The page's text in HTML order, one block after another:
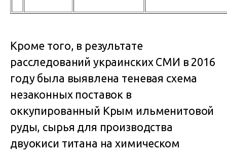
Кроме того, в результате
расследований украинских СМИ в 2016
году была выявлена теневая схема
незаконных поставок в
оккупированный Крым ильменитовой
руды, сырья для производства
двуокиси титана на химическом